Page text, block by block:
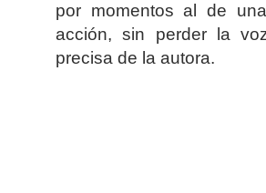
por momentos al de
acción, sin perder la
precisa de la autora.